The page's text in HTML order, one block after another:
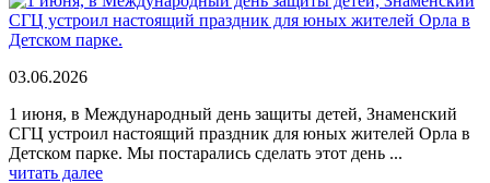
03.06.2026
1 июня, в Международный день защиты детей, Знаменский
СГЦ устроил настоящий праздник для юных жителей Орла в
Детском парке. Мы постарались сделать этот день ...
читать далее